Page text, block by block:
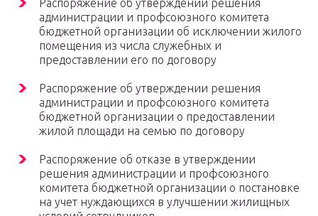
Распоряжение об утверждении решения
администрации и профсоюзного комитета
бюджетной организации об исключении жилого
помещения из числа служебных и
предоставлении его по договору
Распоряжение об утверждении решения
администрации и профсоюзного комитета
бюджетной организации о предоставлении
жилой площади на семью по договору
Распоряжение об отказе в утверждении
решения администрации и профсоюзного
комитета бюджетной организации о постановке
на учет нуждающихся в улучшении жилищных